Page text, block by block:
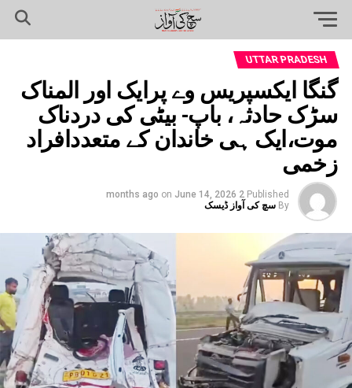
UTTAR PRADESH
گنگا ایکسپریس وے پرایک اور المناک
سڑک حادثہ، باپ- بیٹی کی دردناک
موت،ایک ہی خاندان کے متعددافراد
زخمی
Published
2 months ago
on June 14, 2026
By سچ کی آواز ڈیسک